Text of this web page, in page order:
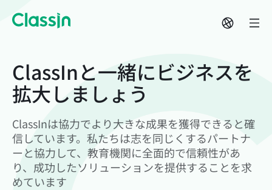
ClassInと一緒にビジネスを
拡大しましょう
ClassInは協力でより大きな成果を獲得できると確
信しています。私たちは志を同じくするパートナ
ーと協力して、教育機関に全面的で信頼性があ
り、成功したソリューションを提供することを求
めています